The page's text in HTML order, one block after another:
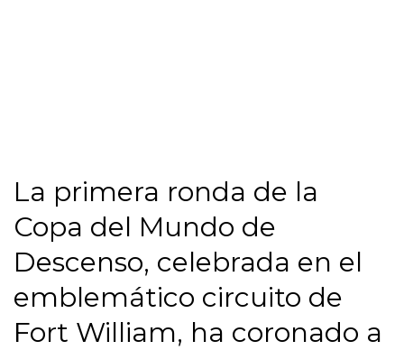
La primera ronda de la
Copa del Mundo de
Descenso, celebrada en el
emblemático circuito de
Fort William, ha coronado a